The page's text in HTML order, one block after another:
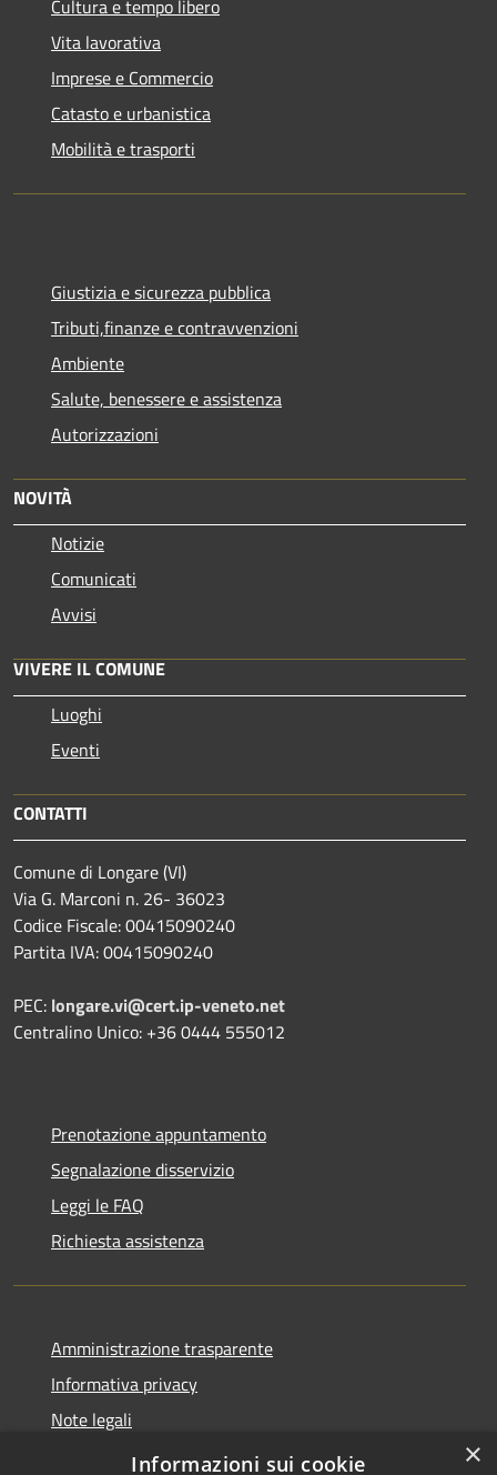
Cultura e tempo libero
Vita lavorativa
Imprese e Commercio
Catasto e urbanistica
Mobilità e trasporti
Giustizia e sicurezza pubblica
Tributi,finanze e contravvenzioni
Ambiente
Salute, benessere e assistenza
Autorizzazioni
NOVITÀ
Notizie
Comunicati
Avvisi
VIVERE IL COMUNE
Luoghi
Eventi
CONTATTI
Comune di Longare (VI)
Via G. Marconi n. 26- 36023
Codice Fiscale: 00415090240
Partita IVA: 00415090240
PEC: longare.vi@cert.ip-veneto.net
Centralino Unico: +36 0444 555012
Prenotazione appuntamento
Segnalazione disservizio
Leggi le FAQ
Richiesta assistenza
Amministrazione trasparente
Informativa privacy
Note legali
Dichiarazione di accessibilità
×
Informazioni sui cookie